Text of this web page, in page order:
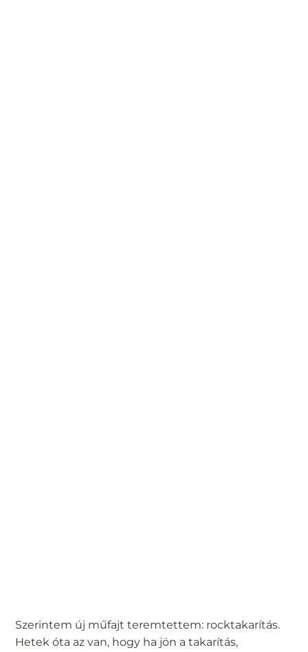
Szerintem új műfajt teremtettem: rocktakarítás.
Hetek óta az van, hogy ha jön a takarítás,